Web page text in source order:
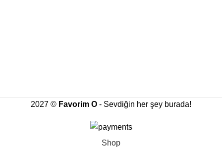
2027 © Favorim O - Sevdiğin her şey burada!
Shop